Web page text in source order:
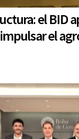
el BID
el